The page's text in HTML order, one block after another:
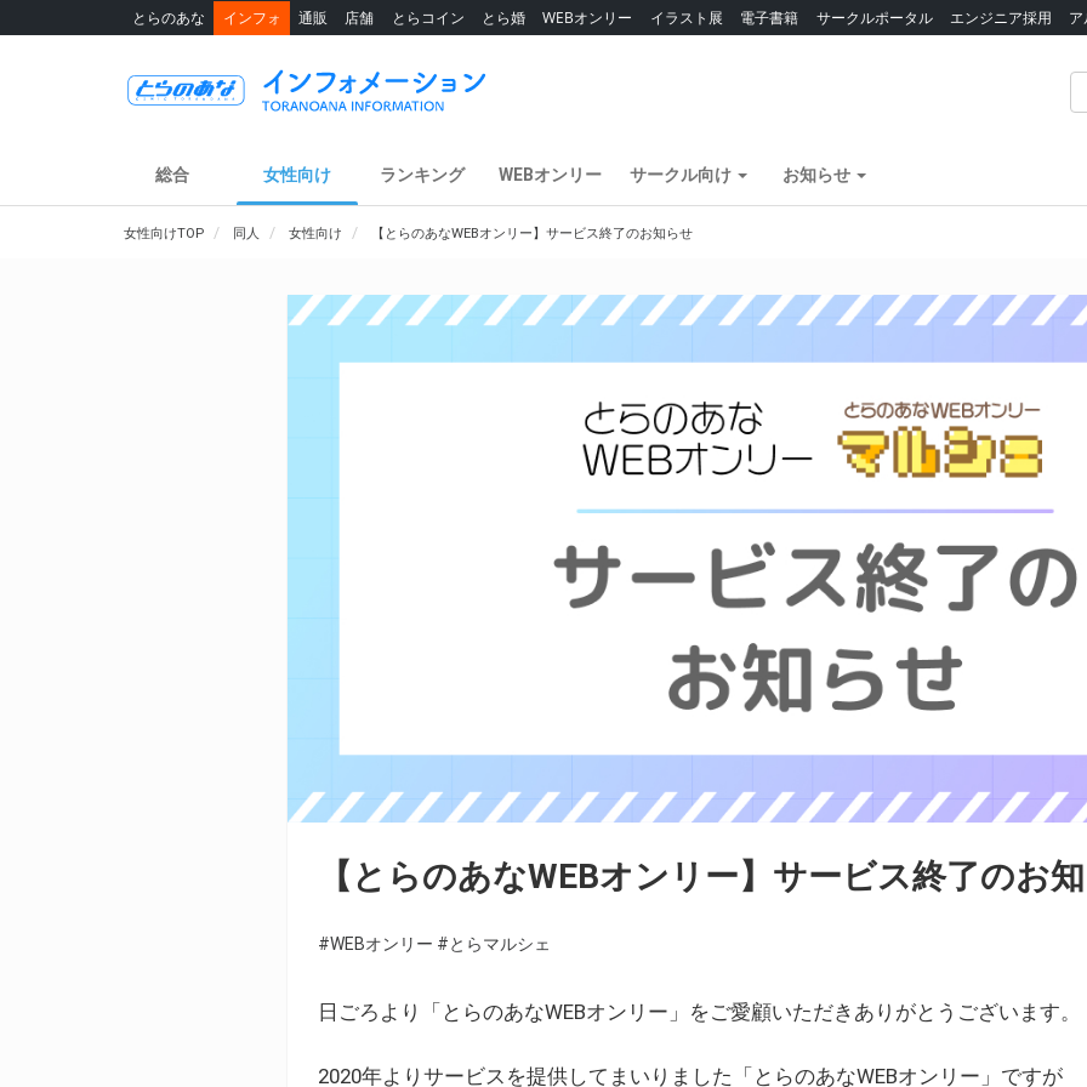
とらのあな インフォ 通販 店舗 とらコイン とら婚 WEBオンリー イラスト展 電子書籍 サークルポータル エンジニア採用
総合 女性向け ランキング WEBオンリー サークル向け お知らせ
女性向けTOP 同人 女性向け 【とらのあなWEBオンリー】サービス終了のお知らせ
【とらのあなWEBオンリー】サービス終了のお
#WEBオンリー #とらマルシェ
日ごろより「とらのあなWEBオンリー」をご愛顧いただきありがとうございます。
2020年よりサービスを提供してまいりました「とらのあなWEBオンリー」ですが